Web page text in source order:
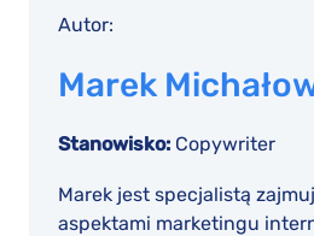
Autor:
Marek
Stanowisko: Copywriter
Marek jest specjalistą
aspektami marketingu